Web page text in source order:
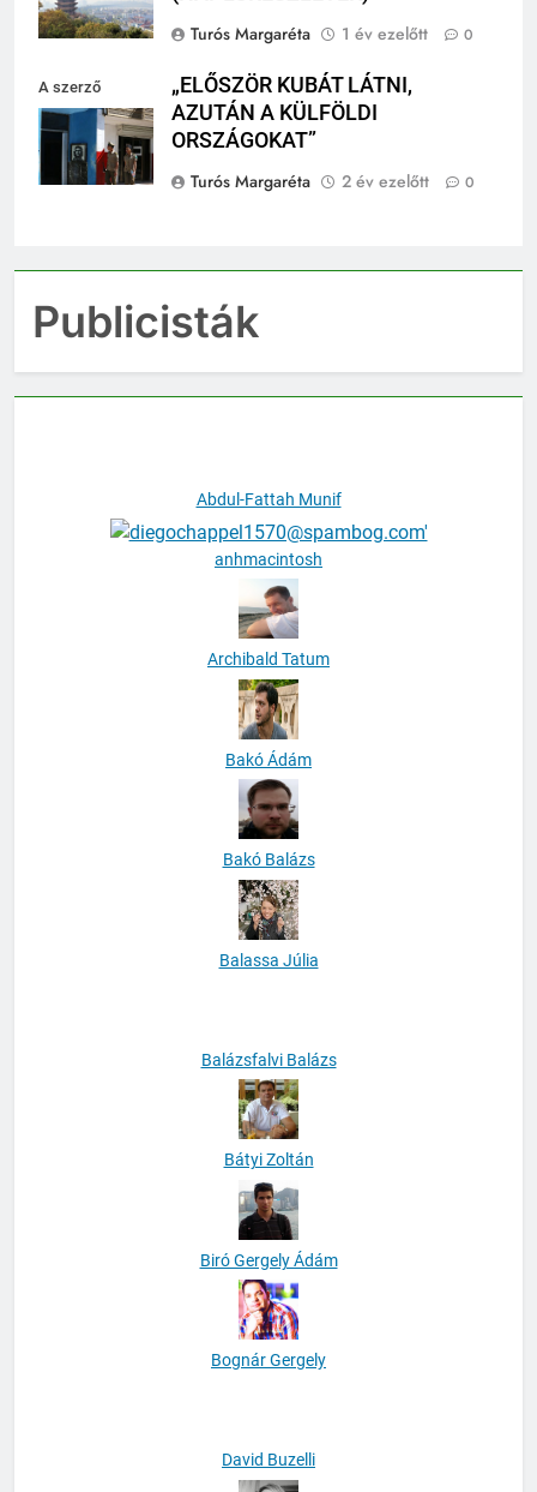
A szerző
felvétele
„ELŐSZÖR KUBÁT LÁTNI,
AZUTÁN A KÜLFÖLDI
Publicisták
Abdul-Fattah Munif
anhmacintosh
Archibald Tatum
Bakó Ádám
Bakó Balázs
Balázsfalvi Balázs
Bátyi Zoltán
Biró Gergely Ádám
David Buzelli